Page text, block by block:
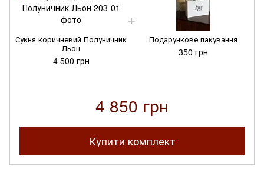
Сукня коричневий Полуничник
Льон
4 500 грн
Подарункове пакування
350 грн
4 850 грн
Купити комплект